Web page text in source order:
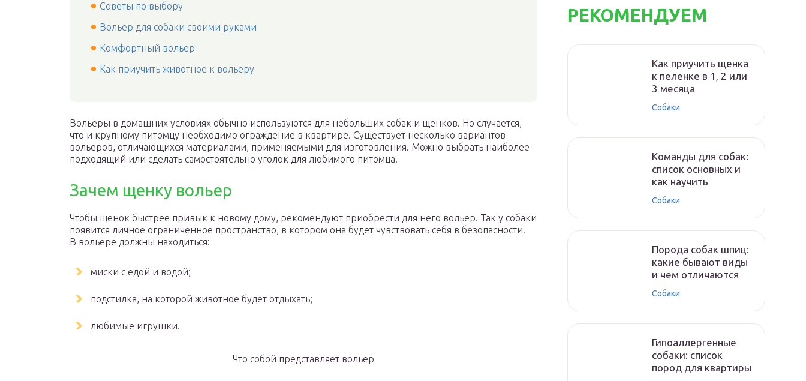
Советы по выбору
Вольер для собаки своими руками
Комфортный вольер
Как приучить животное к вольеру
Вольеры в домашних условиях обычно используются для небольших собак и щенков. Но случается,
что и крупному питомцу необходимо ограждение в квартире. Существует несколько вариантов
вольеров, отличающихся материалами, применяемыми для изготовления. Можно выбрать наиболее
подходящий или сделать самостоятельно уголок для любимого питомца.
Зачем щенку вольер
Чтобы щенок быстрее привык к новому дому, рекомендуют приобрести для него вольер. Так у собаки
появится личное ограниченное пространство, в котором она будет чувствовать себя в безопасности.
В вольере должны находиться:
миски с едой и водой;
подстилка, на которой животное будет отдыхать;
любимые игрушки.
Что собой представляет вольер
РЕКОМЕНДУЕМ
Как приучить щенка
к пеленке в 1, 2 или
3 месяца
Собаки
Команды для собак:
список основных и
как научить
Собаки
Порода собак шпиц:
какие бывают виды
и чем отличаются
Собаки
Гипоаллергенные
собаки: список
пород для квартиры